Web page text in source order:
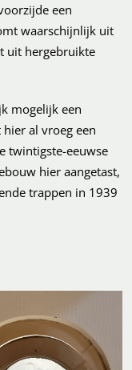
een
waarschijnlijk uit
uit hergebruikte
mogelijk een
al vroeg een
twintigste-eeuwse
hier aangetast,
trappen in 1939